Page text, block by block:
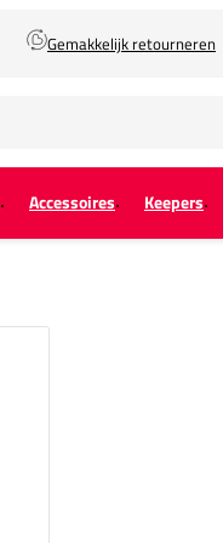
Gemakkelijk retourneren
Accessoires Keepers